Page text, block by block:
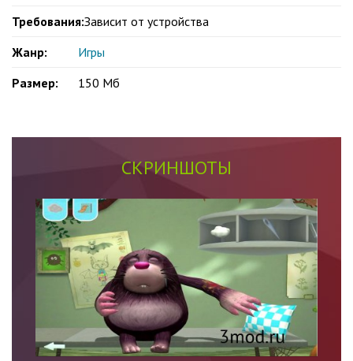
Требования:Зависит от устройства
Жанр:
Игры
Размер:
150 Мб
СКРИНШОТЫ